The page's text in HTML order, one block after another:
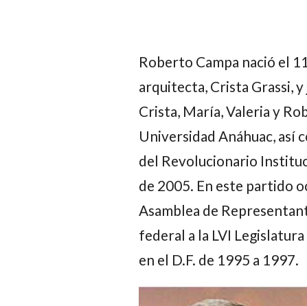
Roberto Campa nació el
arquitecta, Crista Grassi,
Crista, María, Valeria y
Universidad Anáhuac, así
del Revolucionario
de 2005. En este partido
Asamblea de
federal a la LVI
en el D.F. de 1995 a 1997.